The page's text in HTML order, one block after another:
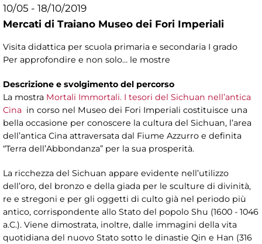
10/05 - 18/10/2019
Mercati di Traiano Museo dei Fori Imperiali
Visita didattica per scuola primaria e secondaria I grado
Per approfondire e non solo… le mostre
Descrizione e svolgimento del percorso
La mostra Mortali Immortali. I tesori del Sichuan nell’antica
Cina in corso nel Museo dei Fori Imperiali costituisce una
bella occasione per conoscere la cultura del Sichuan, l’area
dell’antica Cina attraversata dal Fiume Azzurro e definita
“Terra dell’Abbondanza” per la sua prosperità.
La ricchezza del Sichuan appare evidente nell’utilizzo
dell’oro, del bronzo e della giada per le sculture di divinità,
re e stregoni e per gli oggetti di culto già nel periodo più
antico, corrispondente allo Stato del popolo Shu (1600 - 1046
a.C.). Viene dimostrata, inoltre, dalle immagini della vita
quotidiana del nuovo Stato sotto le dinastie Qin e Han (316